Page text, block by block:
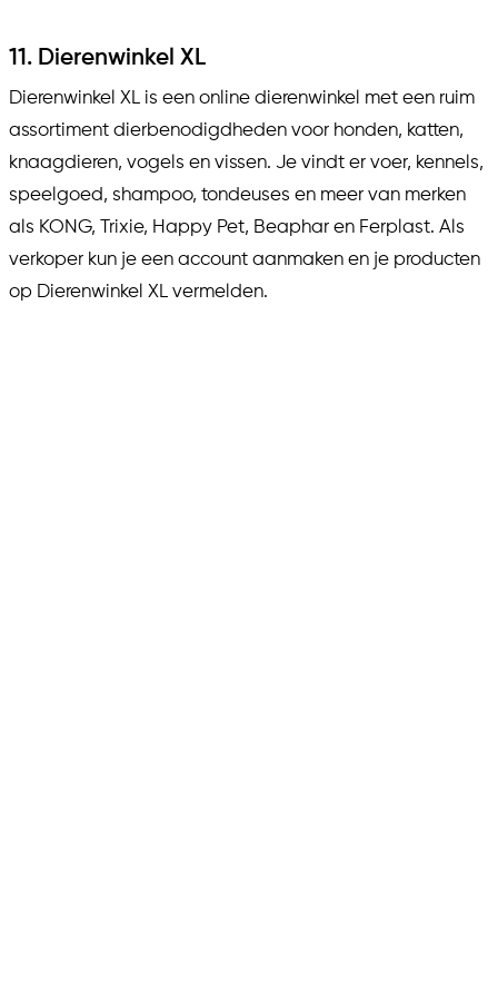
11. Dierenwinkel XL
Dierenwinkel XL is een online dierenwinkel met een ruim
assortiment dierbenodigdheden voor honden, katten,
knaagdieren, vogels en vissen. Je vindt er voer, kennels,
speelgoed, shampoo, tondeuses en meer van merken
als KONG, Trixie, Happy Pet, Beaphar en Ferplast. Als
verkoper kun je een account aanmaken en je producten
op Dierenwinkel XL vermelden.